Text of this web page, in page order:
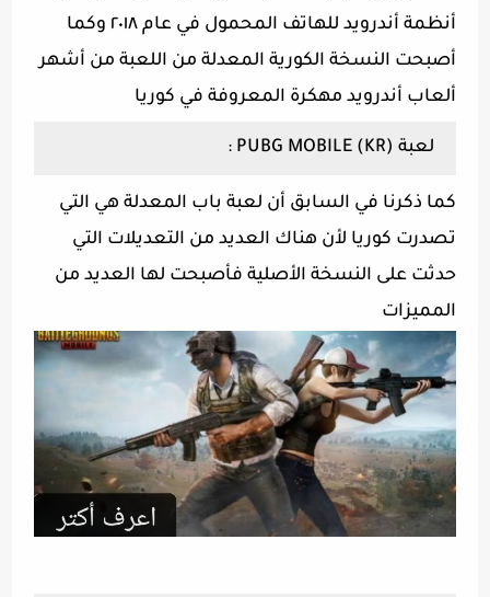
أنظمة أندرويد للهاتف المحمول في عام ٢٠١٨ وكما
أصبحت النسخة الكورية المعدلة من اللعبة من أشهر
ألعاب أندرويد مهكرة المعروفة في كوريا
لعبة (PUBG MOBILE (KR :
كما ذكرنا في السابق أن لعبة باب المعدلة هي التي
تصدرت كوريا لأن هناك العديد من التعديلات التي
حدثت على النسخة الأصلية فأصبحت لها العديد من
المميزات